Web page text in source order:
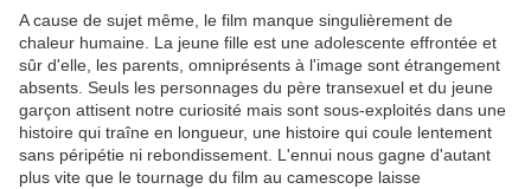
A cause de sujet même, le film manque singulièrement de
chaleur humaine. La jeune fille est une adolescente effrontée et
sûr d'elle, les parents, omniprésents à l'image sont étrangement
absents. Seuls les personnages du père transexuel et du jeune
garçon attisent notre curiosité mais sont sous-exploités dans une
histoire qui traîne en longueur, une histoire qui coule lentement
sans péripétie ni rebondissement. L'ennui nous gagne d'autant
plus vite que le tournage du film au camescope laisse